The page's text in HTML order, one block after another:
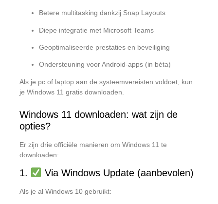
Betere multitasking dankzij Snap Layouts
Diepe integratie met Microsoft Teams
Geoptimaliseerde prestaties en beveiliging
Ondersteuning voor Android-apps (in bèta)
Als je pc of laptop aan de systeemvereisten voldoet, kun
je Windows 11 gratis downloaden.
Windows 11 downloaden: wat zijn de
opties?
Er zijn drie officiële manieren om Windows 11 te
downloaden:
1. Via Windows Update (aanbevolen)
Als je al Windows 10 gebruikt: